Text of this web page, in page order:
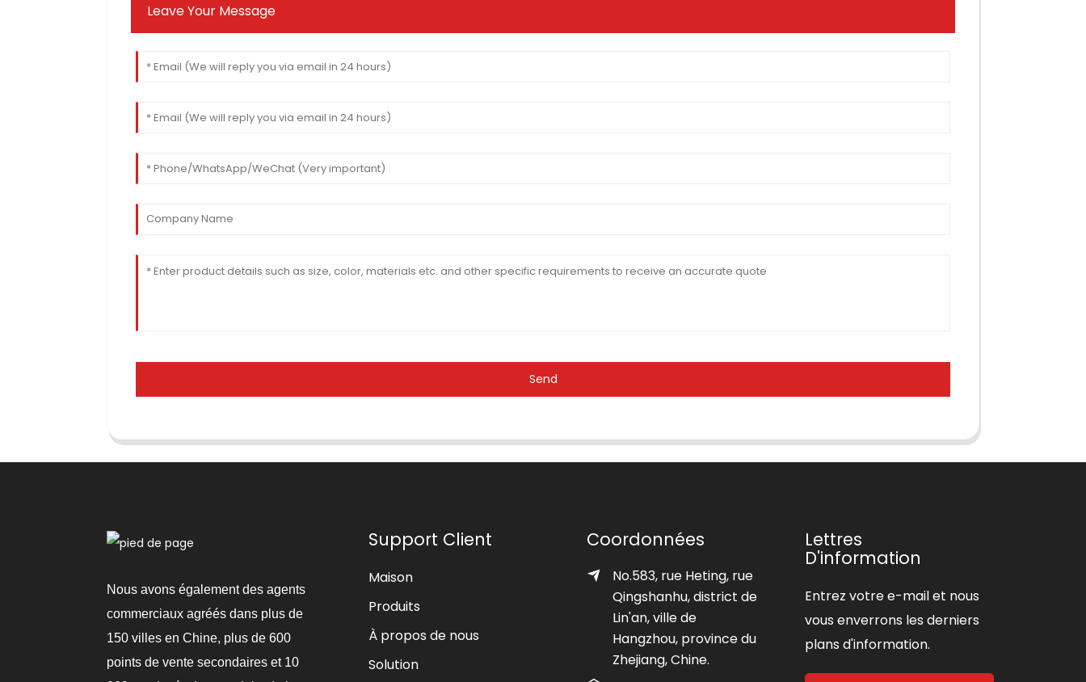
Leave Your Message
Send
Nous avons également des agents
commerciaux agréés dans plus de
150 villes en Chine, plus de 600
points de vente secondaires et 10
Support Client
Maison
Produits
À propos de nous
Solution
Coordonnées
No.583, rue Heting, rue
Qingshanhu, district de
Lin'an, ville de
Hangzhou, province du
Zhejiang, Chine.
Lettres
D'information
Entrez votre e-mail et nous
vous enverrons les derniers
plans d'information.